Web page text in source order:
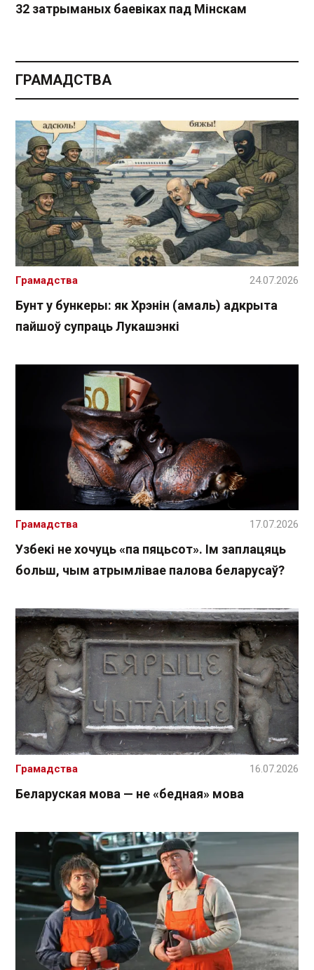
32 затрыманых баевіках пад Мінскам
ГРАМАДСТВА
Бунт у бункеры: як Хрэнін (амаль) адкрыта
пайшоў супраць Лукашэнкі
Грамадства 24.07.2026
Узбекі не хочуць «па пяцьсот». Ім заплацяць
больш, чым атрымлівае палова беларусаў?
Грамадства 17.07.2026
Беларуская мова — не «бедная» мова
Грамадства 16.07.2026